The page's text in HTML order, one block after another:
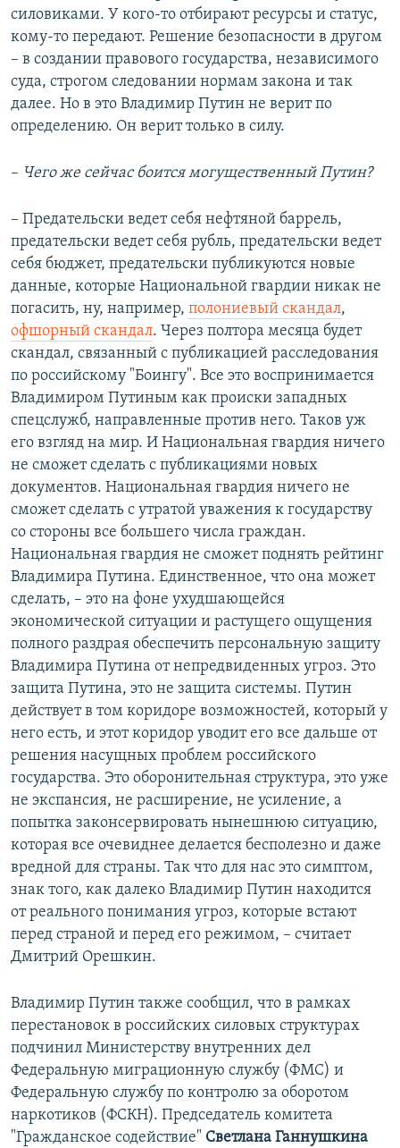
силовиками. У кого-то отбирают ресурсы и статус,
кому-то передают. Решение безопасности в другом
– в создании правового государства, независимого
суда, строгом следовании нормам закона и так
далее. Но в это Владимир Путин не верит по
определению. Он верит только в силу.
–​ Чего же сейчас боится могущественный Путин?
– Предательски ведет себя нефтяной баррель,
предательски ведет себя рубль, предательски ведет
себя бюджет, предательски публикуются новые
данные, которые Национальной гвардии никак не
погасить, ну, например, полониевый скандал,
офшорный скандал. Через полтора месяца будет
скандал, связанный с публикацией расследования
по российскому "Боингу". Все это воспринимается
Владимиром Путиным как происки западных
спецслужб, направленные против него. Таков уж
его взгляд на мир. И Национальная гвардия ничего
не сможет сделать с публикациями новых
документов. Национальная гвардия ничего не
сможет сделать с утратой уважения к государству
со стороны все большего числа граждан.
Национальная гвардия не сможет поднять рейтинг
Владимира Путина. Единственное, что она может
сделать, – это на фоне ухудшающейся
экономической ситуации и растущего ощущения
полного раздрая обеспечить персональную защиту
Владимира Путина от непредвиденных угроз. Это
защита Путина, это не защита системы. Путин
действует в том коридоре возможностей, который у
него есть, и этот коридор уводит его все дальше от
решения насущных проблем российского
государства. Это оборонительная структура, это уже
не экспансия, не расширение, не усиление, а
попытка законсервировать нынешнюю ситуацию,
которая все очевиднее делается бесполезно и даже
вредной для страны. Так что для нас это симптом,
знак того, как далеко Владимир Путин находится
от реального понимания угроз, которые встают
перед страной и перед его режимом, – считает
Дмитрий Орешкин.
Владимир Путин также сообщил, что в рамках
перестановок в российских силовых структурах
подчинил Министерству внутренних дел
Федеральную миграционную службу (ФМС) и
Федеральную службу по контролю за оборотом
наркотиков (ФСКН). Председатель комитета
"Гражданское содействие" Светлана Ганнушкина